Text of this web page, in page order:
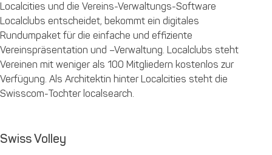
Localcities und die Vereins-Verwaltungs-Software
Localclubs entscheidet, bekommt ein digitales
Rundumpaket für die einfache und effiziente
Vereinspräsentation und –Verwaltung. Localclubs steht
Vereinen mit weniger als 100 Mitgliedern kostenlos zur
Verfügung. Als Architektin hinter Localcities steht die
Swisscom-Tochter localsearch.
Swiss Volley